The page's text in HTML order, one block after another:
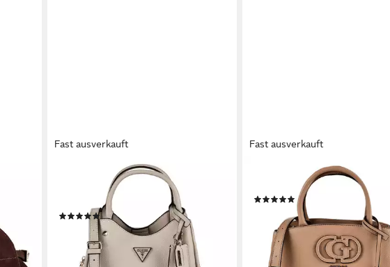
Fast ausverkauft
Henkeltasche Meridian II,
Polyurethan
(1)
ab 130,99 € UVP145,00 €
lieferbar - in 2-3 Werktagen bei dir
Fast ausverkauft
Henkeltasche Isola, Polyurethan
(1)
ab 113,97 €
-21%
lieferbar - in 2-3 Werktagen bei dir